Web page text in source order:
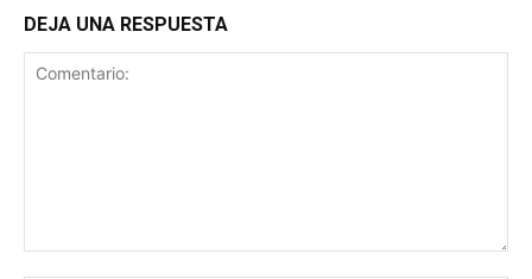
DEJA UNA RESPUESTA